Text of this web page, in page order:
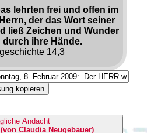
lehrten frei und offen im
der das Wort seiner
ließ Zeichen und Wunder
ihre Hände.
14,3
kopieren
Andacht
Claudia Neugebauer)